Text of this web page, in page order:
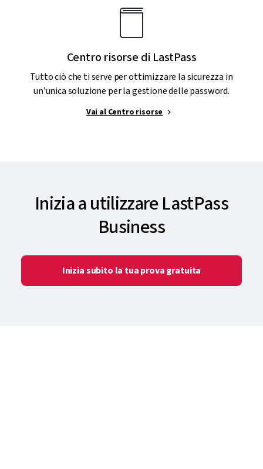
Centro risorse di LastPass
Tutto ciò che ti serve per ottimizzare la sicurezza in
un’unica soluzione per la gestione delle password.
Vai al Centro risorse
Inizia a utilizzare LastPass
Business
Inizia subito la tua prova gratuita